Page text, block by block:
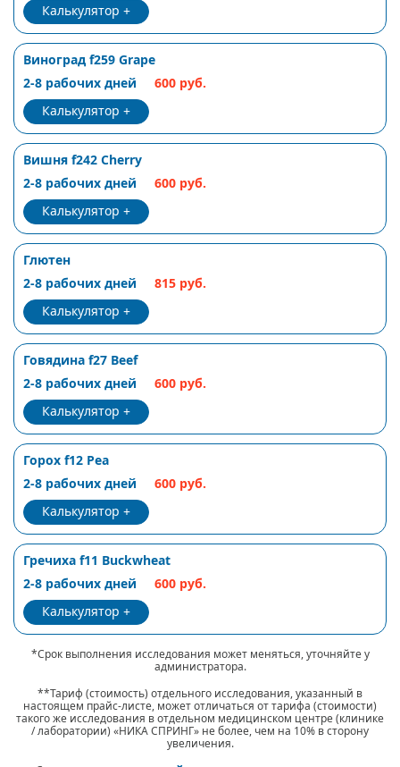
Калькулятор
Виноград f259 Grape
2-8 рабочих дней
600 руб.
Калькулятор
Вишня f242 Cherry
2-8 рабочих дней
600 руб.
Калькулятор
Глютен
2-8 рабочих дней
815 руб.
Калькулятор
Говядина f27 Beef
2-8 рабочих дней
600 руб.
Калькулятор
Горох f12 Pea
2-8 рабочих дней
600 руб.
Калькулятор
Гречиха f11 Buckwheat
2-8 рабочих дней
600 руб.
Калькулятор
*Срок выполнения исследования может меняться, уточняйте у
администратора.
**Тариф (стоимость) отдельного исследования, указанный в
настоящем прайс-листе, может отличаться от тарифа (стоимости)
такого же исследования в отдельном медицинском центре (клинике
/ лаборатории) «НИКА СПРИНГ» не более, чем на 10% в сторону
увеличения.